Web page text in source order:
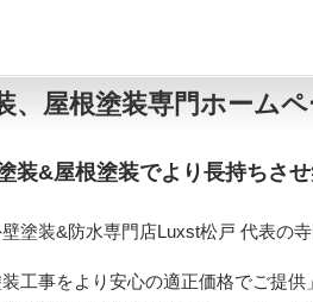
、屋根塗装専門ホーム
装&屋根塗装でより長持ちさせ
塗装&防水専門店Luxst松戸 代表の寺
工事をより安心の適正価格でご提供